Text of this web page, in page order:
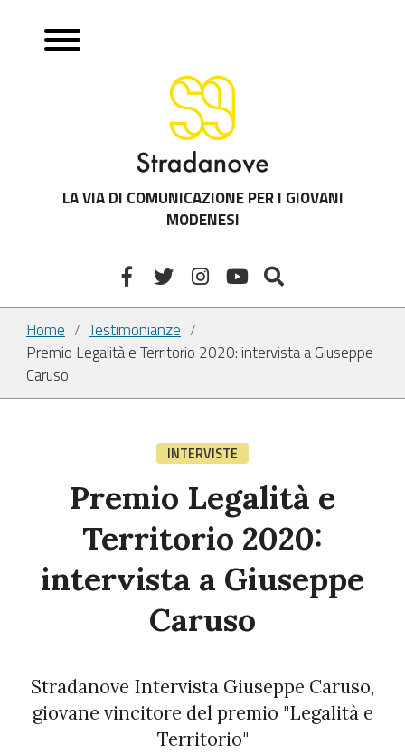
LA VIA DI COMUNICAZIONE PER I GIOVANI
MODENESI
Home / Testimonianze /
Premio Legalità e Territorio 2020: intervista a Giuseppe
Caruso
INTERVISTE
Premio Legalità e
Territorio 2020:
intervista a Giuseppe
Caruso
Stradanove Intervista Giuseppe Caruso,
giovane vincitore del premio "Legalità e
Territorio"